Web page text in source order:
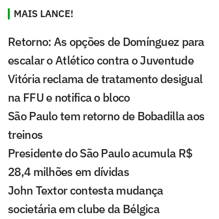
MAIS LANCE!
Retorno: As opções de Domínguez para
escalar o Atlético contra o Juventude
Vitória reclama de tratamento desigual
na FFU e notifica o bloco
São Paulo tem retorno de Bobadilla aos
treinos
Presidente do São Paulo acumula R$
28,4 milhões em dívidas
John Textor contesta mudança
societária em clube da Bélgica